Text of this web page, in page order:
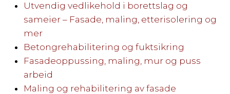
Utvendig vedlikehold i borettslag og
sameier – Fasade, maling, etterisolering og
mer
Betongrehabilitering og fuktsikring
Fasadeoppussing, maling, mur og puss
arbeid
Maling og rehabilitering av fasade